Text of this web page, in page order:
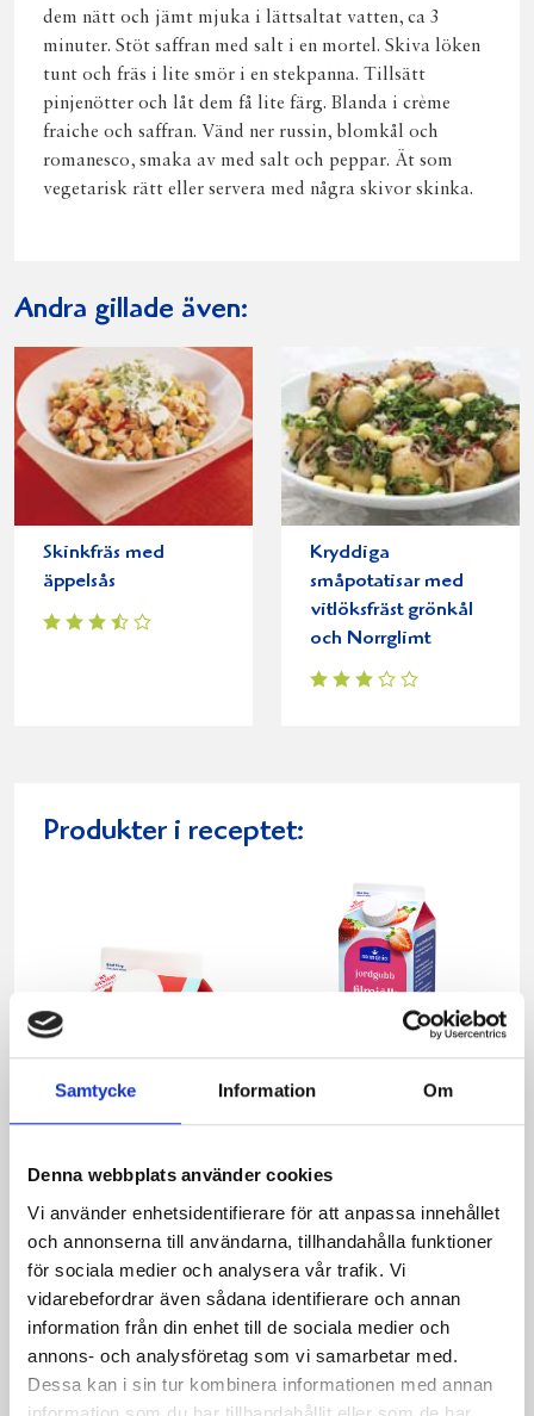
Samtycke Information Om
Denna webbplats använder cookies
Vi använder enhetsidentifierare för att anpassa innehållet
och annonserna till användarna, tillhandahålla funktioner
för sociala medier och analysera vår trafik. Vi
vidarebefordrar även sådana identifierare och annan
information från din enhet till de sociala medier och
annons- och analysföretag som vi samarbetar med.
Dessa kan i sin tur kombinera informationen med annan
dem nätt och jämt mjuka i lättsaltat vatten, ca 3
minuter. Stöt saffran med salt i en mortel. Skiva löken
tunt och fräs i lite smör i en stekpanna. Tillsätt
pinjenötter och låt dem få lite färg. Blanda i crème
fraiche och saffran. Vänd ner russin, blomkål och
romanesco, smaka av med salt och peppar. Ät som
vegetarisk rätt eller servera med några skivor skinka.
Andra gillade även:
Skinkfräs med
äppelsås
Kryddiga
småpotatisar med
vitlöksfräst grönkål
och Norrglimt
Produkter i receptet:
1000g